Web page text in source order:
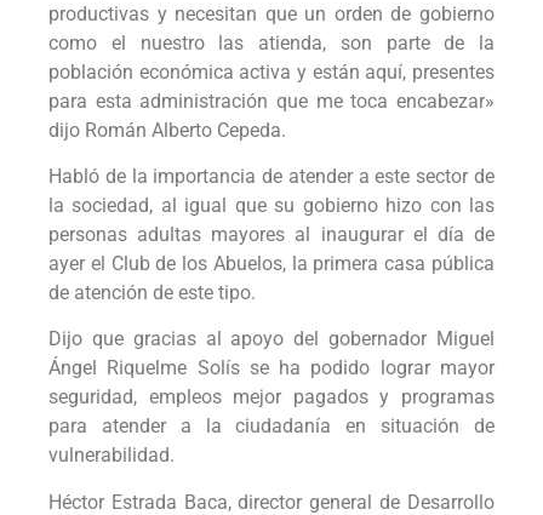
productivas y necesitan que un orden de gobierno
como el nuestro las atienda, son parte de la
población económica activa y están aquí, presentes
para esta administración que me toca encabezar»
dijo Román Alberto Cepeda.
Habló de la importancia de atender a este sector de
la sociedad, al igual que su gobierno hizo con las
personas adultas mayores al inaugurar el día de
ayer el Club de los Abuelos, la primera casa pública
de atención de este tipo.
Dijo que gracias al apoyo del gobernador Miguel
Ángel Riquelme Solís se ha podido lograr mayor
seguridad, empleos mejor pagados y programas
para atender a la ciudadanía en situación de
vulnerabilidad.
Héctor Estrada Baca, director general de Desarrollo